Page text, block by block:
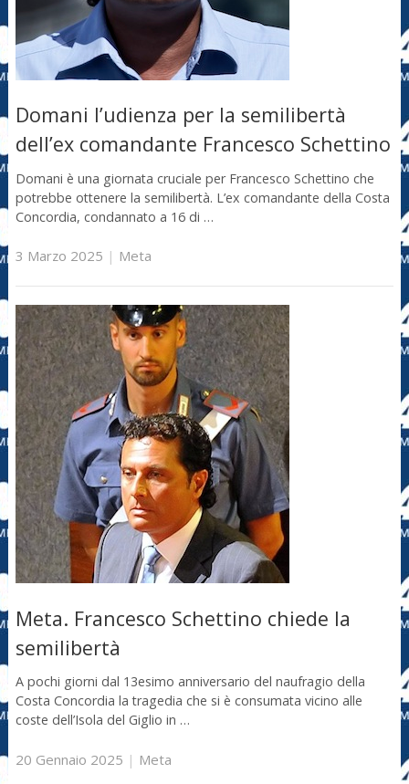
Domani l’udienza per la semilibertà
dell’ex comandante Francesco Schettino
Domani è una giornata cruciale per Francesco Schettino che
potrebbe ottenere la semilibertà. L’ex comandante della Costa
Concordia, condannato a 16 di …
3 Marzo 2025 | Meta
Meta. Francesco Schettino chiede la
semilibertà
A pochi giorni dal 13esimo anniversario del naufragio della
Costa Concordia la tragedia che si è consumata vicino alle
coste dell’Isola del Giglio in …
20 Gennaio 2025 | Meta